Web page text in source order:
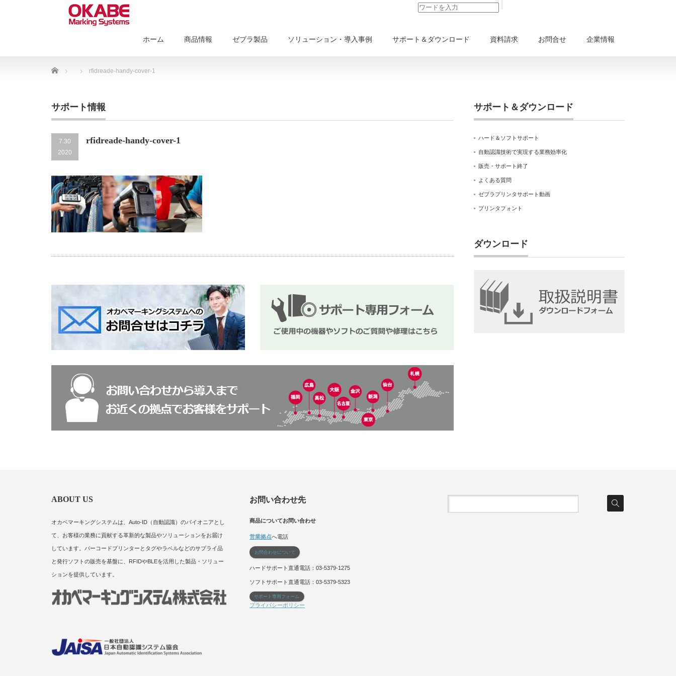
ホーム 商品情報 ゼブラ製品 ソリューション・導入事例 サポート＆ダウンロード 資料請求 お問合せ 企業情報
Home rfidreade-handy-cover-1
サポート情報
7.30
2020
rfidreade-handy-cover-1
サポート＆ダウンロード
ハード＆ソフトサポート
自動認識技術で実現する業務効率化
販売・サポート終了
よくある質問
ゼブラプリンタサポート動画
プリンタフォント
ダウンロード
ABOUT US
オカベマーキングシステムは、Auto-ID（自動認識）のパイオニアとし
て、お客様の業務に貢献する革新的な製品やソリューションをお届け
しています。バーコードプリンターとタグやラベルなどのサプライ品
と発行ソフトの販売を基盤に、RFIDやBLEを活用した製品・ソリュー
ションを提供しています。
お問い合わせ先
商品についてお問い合わせ
営業拠点へ電話
お問合わせについて
ハードサポート直通電話：03-5379-1275
ソフトサポート直通電話：03-5379-5323
サポート専用フォーム
プライバシーポリシー